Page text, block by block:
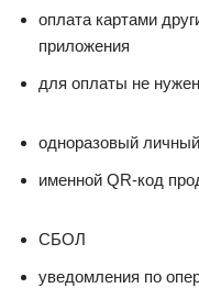
оплата картами
приложения
для оплаты не
одноразовый
именной QR-код
СБОЛ
уведомления по